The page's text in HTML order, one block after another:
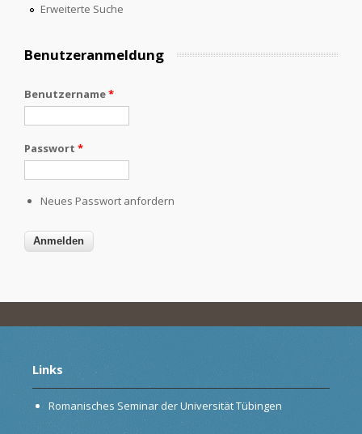
Erweiterte Suche
Benutzeranmeldung
Benutzername*
Passwort *
Neues Passwort anfordern
Links
Romanisches Seminar der Universität Tübingen